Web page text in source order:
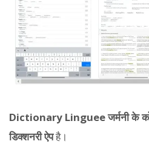
Dictionary Lingueeजर्मनी के
डिक्शनरी ऐपहै।